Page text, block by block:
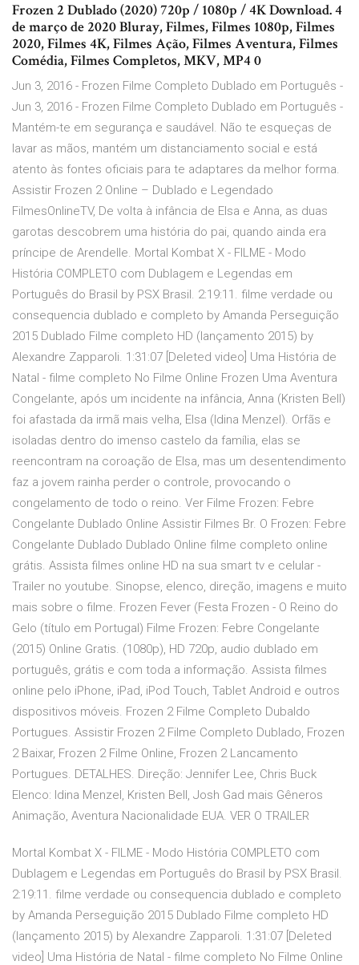
Frozen 2 Dublado (2020) 720p / 1080p / 4K Download. 4
de março de 2020 Bluray, Filmes, Filmes 1080p, Filmes
2020, Filmes 4K, Filmes Ação, Filmes Aventura, Filmes
Comédia, Filmes Completos, MKV, MP4 0
Jun 3, 2016 - Frozen Filme Completo Dublado em Português -
Jun 3, 2016 - Frozen Filme Completo Dublado em Português -
Mantém-te em segurança e saudável. Não te esqueças de
lavar as mãos, mantém um distanciamento social e está
atento às fontes oficiais para te adaptares da melhor forma.
Assistir Frozen 2 Online – Dublado e Legendado
FilmesOnlineTV, De volta à infância de Elsa e Anna, as duas
garotas descobrem uma história do pai, quando ainda era
príncipe de Arendelle. Mortal Kombat X - FILME - Modo
História COMPLETO com Dublagem e Legendas em
Português do Brasil by PSX Brasil. 2:19:11. filme verdade ou
consequencia dublado e completo by Amanda Perseguição
2015 Dublado Filme completo HD (lançamento 2015) by
Alexandre Zapparoli. 1:31:07 [Deleted video] Uma História de
Natal - filme completo No Filme Online Frozen Uma Aventura
Congelante, após um incidente na infância, Anna (Kristen Bell)
foi afastada da irmã mais velha, Elsa (Idina Menzel). Orfãs e
isoladas dentro do imenso castelo da família, elas se
reencontram na coroação de Elsa, mas um desentendimento
faz a jovem rainha perder o controle, provocando o
congelamento de todo o reino. Ver Filme Frozen: Febre
Congelante Dublado Online Assistir Filmes Br. O Frozen: Febre
Congelante Dublado Dublado Online filme completo online
grátis. Assista filmes online HD na sua smart tv e celular -
Trailer no youtube. Sinopse, elenco, direção, imagens e muito
mais sobre o filme. Frozen Fever (Festa Frozen - O Reino do
Gelo (título em Portugal) Filme Frozen: Febre Congelante
(2015) Online Gratis. (1080p), HD 720p, audio dublado em
português, grátis e com toda a informação. Assista filmes
online pelo iPhone, iPad, iPod Touch, Tablet Android e outros
dispositivos móveis. Frozen 2 Filme Completo Dubaldo
Portugues. Assistir Frozen 2 Filme Completo Dublado, Frozen
2 Baixar, Frozen 2 Filme Online, Frozen 2 Lancamento
Portugues. DETALHES. Direção: Jennifer Lee, Chris Buck
Elenco: Idina Menzel, Kristen Bell, Josh Gad mais Gêneros
Animação, Aventura Nacionalidade EUA. VER O TRAILER
Mortal Kombat X - FILME - Modo História COMPLETO com
Dublagem e Legendas em Português do Brasil by PSX Brasil.
2:19:11. filme verdade ou consequencia dublado e completo
by Amanda Perseguição 2015 Dublado Filme completo HD
(lançamento 2015) by Alexandre Zapparoli. 1:31:07 [Deleted
video] Uma História de Natal - filme completo No Filme Online